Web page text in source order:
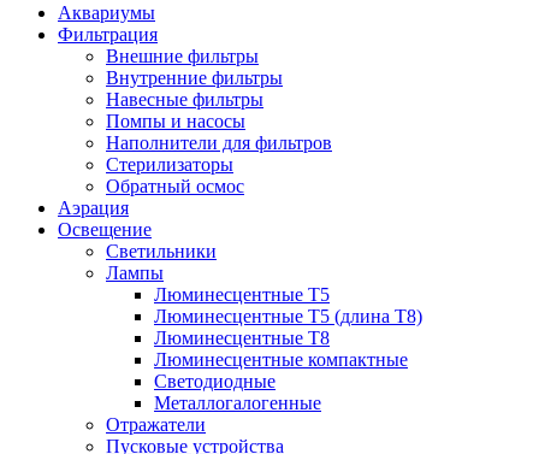
Аквариумы
Фильтрация
Внешние фильтры
Внутренние фильтры
Навесные фильтры
Помпы и насосы
Наполнители для фильтров
Стерилизаторы
Обратный осмос
Аэрация
Освещение
Светильники
Лампы
Люминесцентные T5
Люминесцентные T5 (длина T8)
Люминесцентные T8
Люминесцентные компактные
Светодиодные
Металлогалогенные
Отражатели
Пусковые устройства